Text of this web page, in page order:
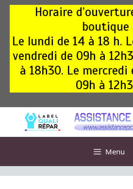
Aller
Horaire
boutique
Le lundi de 14 à 18 h.
vendredi de 09h à
à 18h30. Le mercredi
09h à
Menu